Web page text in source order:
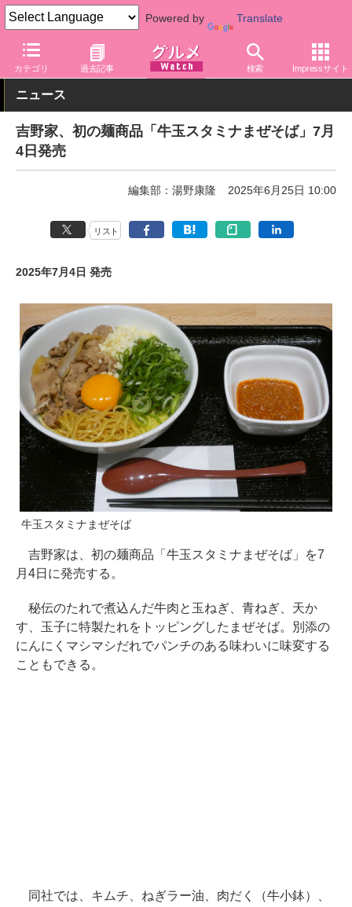
Powered by Translate
カテゴリ 過去記事 検索 Impressサイト
グルメ Watch 店舗 丼もの 吉野家
ニュース
吉野家、初の麺商品「牛玉スタミナまぜそば」7月
4日発売
編集部：湯野康隆 2025年6月25日 10:00
リスト
2025年7月4日 発売
牛玉スタミナまぜそば
吉野家は、初の麺商品「牛玉スタミナまぜそば」を7
月4日に発売する。
秘伝のたれで煮込んだ牛肉と玉ねぎ、青ねぎ、天か
す、玉子に特製たれをトッピングしたまぜそば。別添の
にんにくマシマシだれでパンチのある味わいに味変する
こともできる。
同社では、キムチ、ねぎラー油、肉だく（牛小鉢）、